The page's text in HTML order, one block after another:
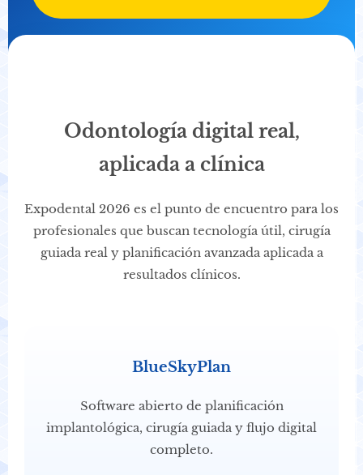
Odontología digital real,
aplicada a clínica
Expodental 2026 es el punto de encuentro para los
profesionales que buscan tecnología útil, cirugía
guiada real y planificación avanzada aplicada a
resultados clínicos.
BlueSkyPlan
Software abierto de planificación
implantológica, cirugía guiada y flujo digital
completo.